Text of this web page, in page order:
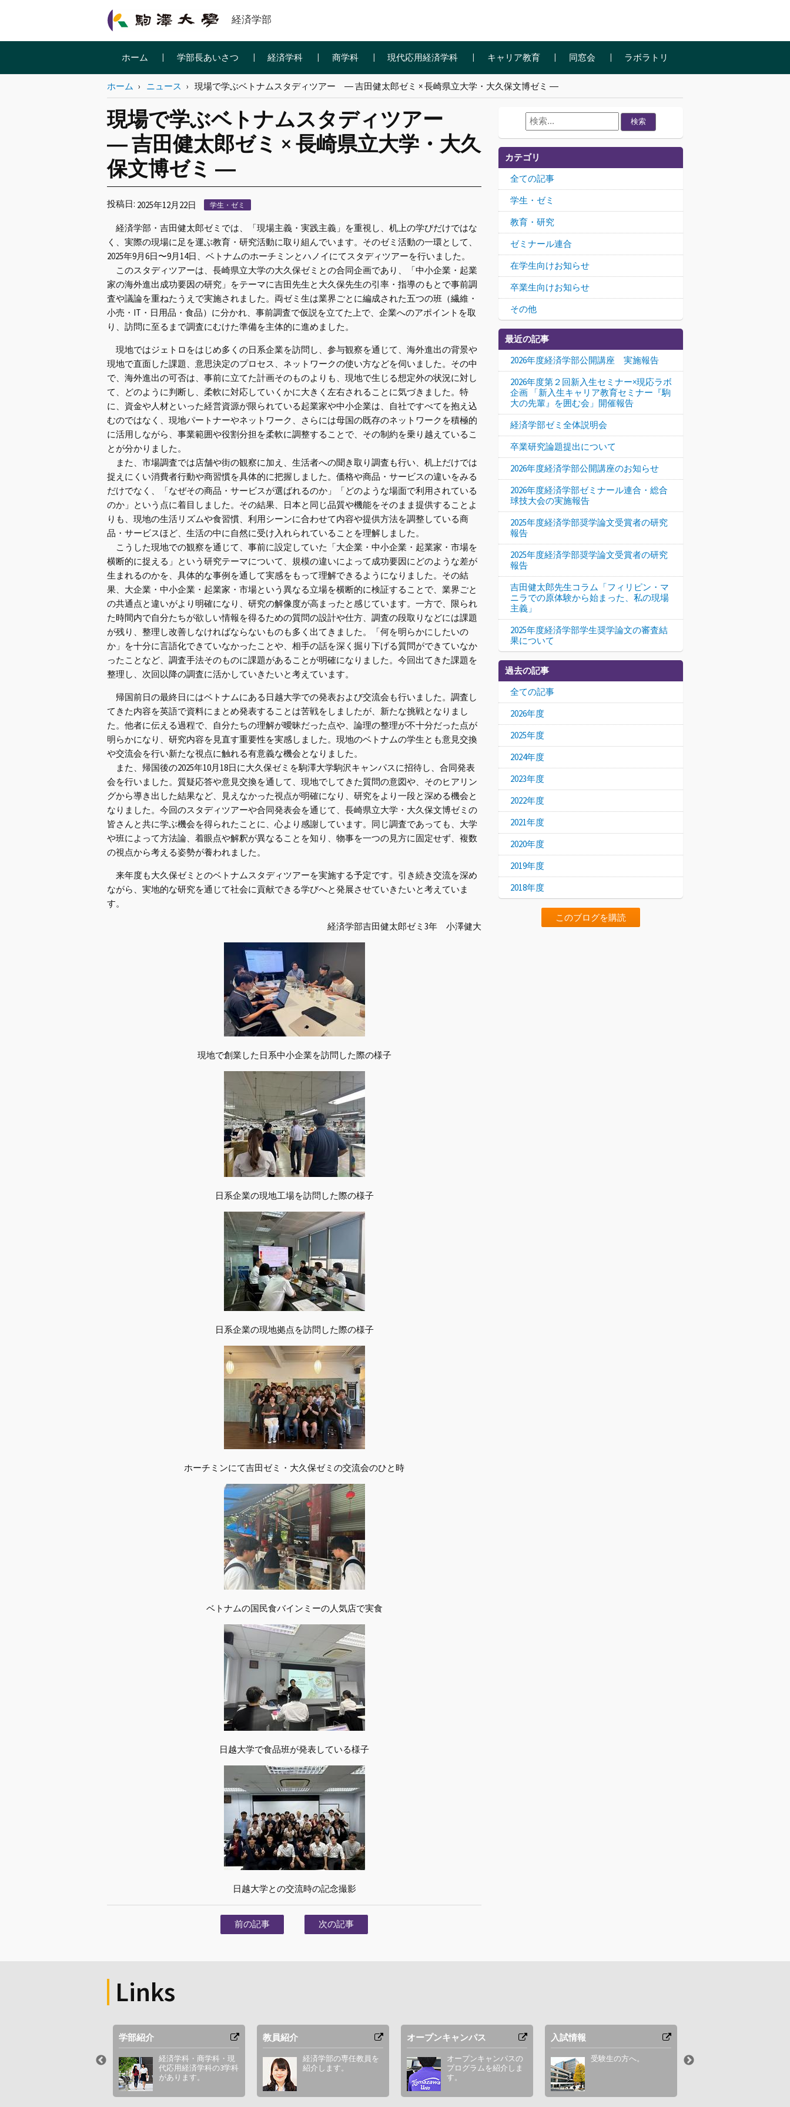
経済学部
ホーム 学部長あいさつ 経済学科 商学科 現代応用経済学科 キャリア教育 同窓会 ラボラトリ
ホーム ニュース 現場で学ぶベトナムスタディツアー ― 吉田健太郎ゼミ × 長崎県立大学・大久保文博ゼミ ―
現場で学ぶベトナムスタディツアー
― 吉田健太郎ゼミ × 長崎県立大学・大久
保文博ゼミ ―
投稿日: 2025年12月22日 学生・ゼミ
経済学部・吉田健太郎ゼミでは、「現場主義・実践主義」を重視し、机上の学びだけではな
く、実際の現場に足を運ぶ教育・研究活動に取り組んでいます。そのゼミ活動の一環として、
2025年9月6日〜9月14日、ベトナムのホーチミンとハノイにてスタディツアーを行いました。
このスタディツアーは、長崎県立大学の大久保ゼミとの合同企画であり、「中小企業・起業
家の海外進出成功要因の研究」をテーマに吉田先生と大久保先生の引率・指導のもとで事前調
査や議論を重ねたうえで実施されました。両ゼミ生は業界ごとに編成された五つの班（繊維・
小売・IT・日用品・食品）に分かれ、事前調査で仮説を立てた上で、企業へのアポイントを取
り、訪問に至るまで調査にむけた準備を主体的に進めました。
現地ではジェトロをはじめ多くの日系企業を訪問し、参与観察を通じて、海外進出の背景や
現地で直面した課題、意思決定のプロセス、ネットワークの使い方などを伺いました。その中
で、海外進出の可否は、事前に立てた計画そのものよりも、現地で生じる想定外の状況に対し
て、どのように判断し、柔軟に対応していくかに大きく左右されることに気づきました。特
に、資金や人材といった経営資源が限られている起業家や中小企業は、自社ですべてを抱え込
むのではなく、現地パートナーやネットワーク、さらには母国の既存のネットワークを積極的
に活用しながら、事業範囲や役割分担を柔軟に調整することで、その制約を乗り越えているこ
とが分かりました。
また、市場調査では店舗や街の観察に加え、生活者への聞き取り調査も行い、机上だけでは
捉えにくい消費者行動や商習慣を具体的に把握しました。価格や商品・サービスの違いをみる
だけでなく、「なぜその商品・サービスが選ばれるのか」「どのような場面で利用されている
のか」という点に着目しました。その結果、日本と同じ品質や機能をそのまま提供することよ
りも、現地の生活リズムや食習慣、利用シーンに合わせて内容や提供方法を調整している商
品・サービスほど、生活の中に自然に受け入れられていることを理解しました。
こうした現地での観察を通じて、事前に設定していた「大企業・中小企業・起業家・市場を
横断的に捉える」という研究テーマについて、規模の違いによって成功要因にどのような差が
生まれるのかを、具体的な事例を通して実感をもって理解できるようになりました。その結
果、大企業・中小企業・起業家・市場という異なる立場を横断的に検証することで、業界ごと
の共通点と違いがより明確になり、研究の解像度が高まったと感じています。一方で、限られ
た時間内で自分たちが欲しい情報を得るための質問の設計や仕方、調査の段取りなどには課題
が残り、整理し改善しなければならないものも多く出てきました。「何を明らかにしたいの
か」を十分に言語化できていなかったことや、相手の話を深く掘り下げる質問ができていなか
ったことなど、調査手法そのものに課題があることが明確になりました。今回出てきた課題を
整理し、次回以降の調査に活かしていきたいと考えています。
帰国前日の最終日にはベトナムにある日越大学での発表および交流会も行いました。調査し
てきた内容を英語で資料にまとめ発表することは苦戦をしましたが、新たな挑戦となりまし
た。他者に伝える過程で、自分たちの理解が曖昧だった点や、論理の整理が不十分だった点が
明らかになり、研究内容を見直す重要性を実感しました。現地のベトナムの学生とも意見交換
や交流会を行い新たな視点に触れる有意義な機会となりました。
また、帰国後の2025年10月18日に大久保ゼミを駒澤大学駒沢キャンパスに招待し、合同発表
会を行いました。質疑応答や意見交換を通して、現地でしてきた質問の意図や、そのヒアリン
グから導き出した結果など、見えなかった視点が明確になり、研究をより一段と深める機会と
なりました。今回のスタディツアーや合同発表会を通じて、長崎県立大学・大久保文博ゼミの
皆さんと共に学ぶ機会を得られたことに、心より感謝しています。同じ調査であっても、大学
や班によって方法論、着眼点や解釈が異なることを知り、物事を一つの見方に固定せず、複数
の視点から考える姿勢が養われました。
来年度も大久保ゼミとのベトナムスタディツアーを実施する予定です。引き続き交流を深め
ながら、実地的な研究を通じて社会に貢献できる学びへと発展させていきたいと考えていま
す。
経済学部吉田健太郎ゼミ3年 小澤健大
現地で創業した日系中小企業を訪問した際の様子
日系企業の現地工場を訪問した際の様子
日系企業の現地拠点を訪問した際の様子
ホーチミンにて吉田ゼミ・大久保ゼミの交流会のひと時
ベトナムの国民食バインミーの人気店で実食
日越大学で食品班が発表している様子
日越大学との交流時の記念撮影
前の記事 次の記事
検索
カテゴリ
全ての記事
学生・ゼミ
教育・研究
ゼミナール連合
在学生向けお知らせ
卒業生向けお知らせ
その他
最近の記事
2026年度経済学部公開講座 実施報告
2026年度第２回新入生セミナー×現応ラボ
企画 「新入生キャリア教育セミナー『駒
大の先輩』を囲む会」開催報告
経済学部ゼミ全体説明会
卒業研究論題提出について
2026年度経済学部公開講座のお知らせ
2026年度経済学部ゼミナール連合・総合
球技大会の実施報告
2025年度経済学部奨学論文受賞者の研究
報告
2025年度経済学部奨学論文受賞者の研究
報告
吉田健太郎先生コラム「フィリピン・マ
ニラでの原体験から始まった、私の現場
主義」
2025年度経済学部学生奨学論文の審査結
果について
過去の記事
全ての記事
2026年度
2025年度
2024年度
2023年度
2022年度
2021年度
2020年度
2019年度
2018年度
このブログを購読
Links
学部紹介
経済学科・商学科・現
代応用経済学科の3学科
があります。
教員紹介
経済学部の専任教員を
紹介します。
オープンキャンパス
オープンキャンパスの
プログラムを紹介しま
す。
入試情報
受験生の方へ。